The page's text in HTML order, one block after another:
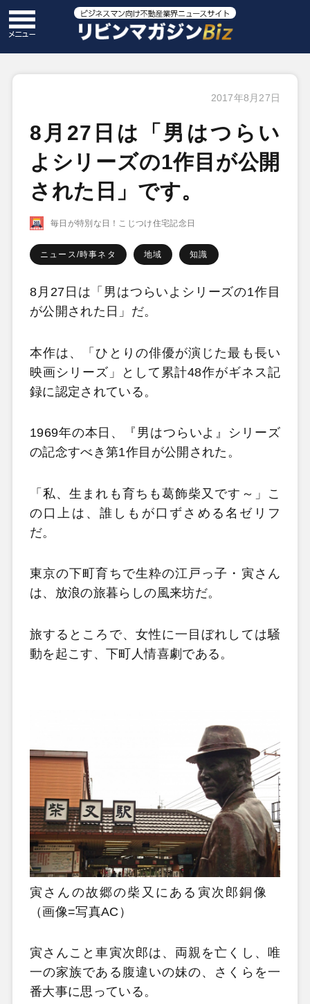
2017年8月27日
8月27日は「男はつらい
よシリーズの1作目が公開
された日」です。
毎日が特別な日！こじつけ住宅記念日
ニュース/時事ネタ 地域 知識
8月27日は「男はつらいよシリーズの1作目
が公開された日」だ。
本作は、「ひとりの俳優が演じた最も長い
映画シリーズ」として累計48作がギネス記
録に認定されている。
1969年の本日、『男はつらいよ』シリーズ
の記念すべき第1作目が公開された。
「私、生まれも育ちも葛飾柴又です～」こ
の口上は、誰しもが口ずさめる名ゼリフ
だ。
東京の下町育ちで生粋の江戸っ子・寅さん
は、放浪の旅暮らしの風来坊だ。
旅するところで、女性に一目ぼれしては騒
動を起こす、下町人情喜劇である。
寅さんの故郷の柴又にある寅次郎銅像
（画像=写真AC）
寅さんこと車寅次郎は、両親を亡くし、唯
一の家族である腹違いの妹の、さくらを一
番大事に思っている。